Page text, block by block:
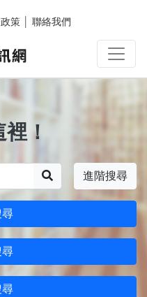
策 聯絡我們
！
進階搜尋
尋
尋
尋